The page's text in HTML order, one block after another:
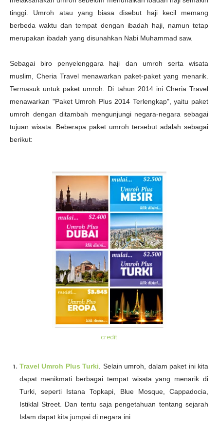
tinggi. Umroh atau yang biasa disebut haji kecil memang
berbeda waktu dan tempat dengan ibadah haji, namun tetap
merupakan ibadah yang disunahkan Nabi Muhammad saw.
Sebagai biro penyelenggara haji dan umroh serta wisata
muslim, Cheria Travel menawarkan paket-paket yang menarik.
Termasuk untuk paket umroh. Di tahun 2014 ini Cheria Travel
menawarkan "Paket Umroh Plus 2014 Terlengkap", yaitu paket
umroh dengan ditambah mengunjungi negara-negara sebagai
tujuan wisata. Beberapa paket umroh tersebut adalah sebagai
berikut:
credit
Travel Umroh Plus Turki . Selain umroh, dalam paket ini kita
dapat menikmati berbagai tempat wisata yang menarik di
Turki, seperti Istana Topkapi, Blue Mosque, Cappadocia,
Istiklal Street. Dan tentu saja pengetahuan tentang sejarah
Islam dapat kita jumpai di negara ini.